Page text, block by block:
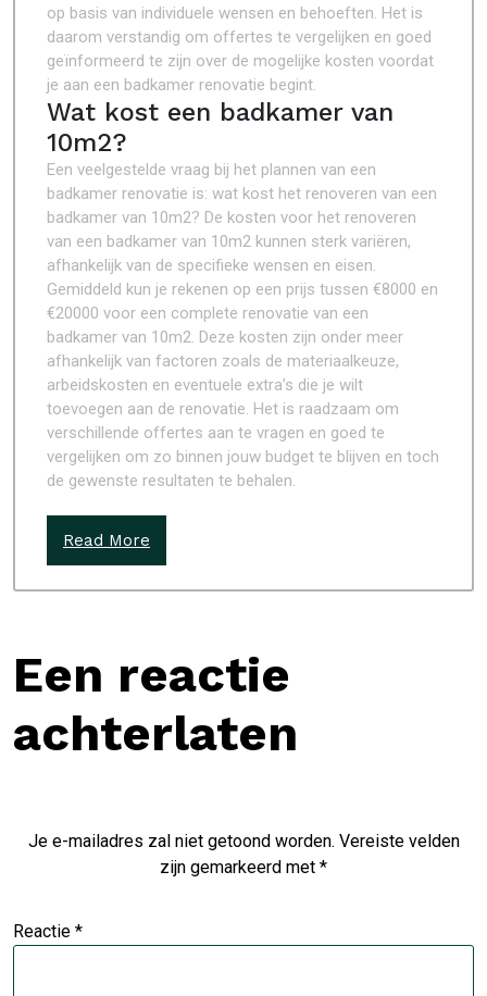
op basis van individuele wensen en behoeften. Het is
daarom verstandig om offertes te vergelijken en goed
geïnformeerd te zijn over de mogelijke kosten voordat
je aan een badkamer renovatie begint.
Wat kost een badkamer van
10m2?
Een veelgestelde vraag bij het plannen van een
badkamer renovatie is: wat kost het renoveren van een
badkamer van 10m2? De kosten voor het renoveren
van een badkamer van 10m2 kunnen sterk variëren,
afhankelijk van de specifieke wensen en eisen.
Gemiddeld kun je rekenen op een prijs tussen €8000 en
€20000 voor een complete renovatie van een
badkamer van 10m2. Deze kosten zijn onder meer
afhankelijk van factoren zoals de materiaalkeuze,
arbeidskosten en eventuele extra’s die je wilt
toevoegen aan de renovatie. Het is raadzaam om
verschillende offertes aan te vragen en goed te
vergelijken om zo binnen jouw budget te blijven en toch
de gewenste resultaten te behalen.
Read More
Een reactie
achterlaten
Je e-mailadres zal niet getoond worden. Vereiste velden
zijn gemarkeerd met *
Reactie *